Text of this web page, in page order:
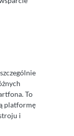
To
platformę
i